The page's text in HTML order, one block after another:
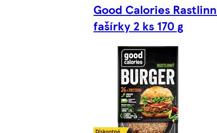
Good Calories
fašírky 2 ks 170 g